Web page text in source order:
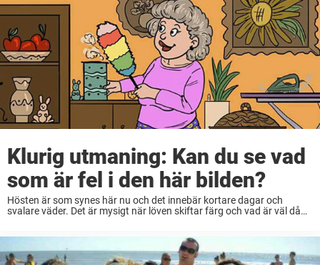
Klurig utmaning: Kan du se vad
som är fel i den här bilden?
Hösten är som synes här nu och det innebär kortare dagar och
svalare väder. Det är mysigt när löven skiftar färg och vad är väl då